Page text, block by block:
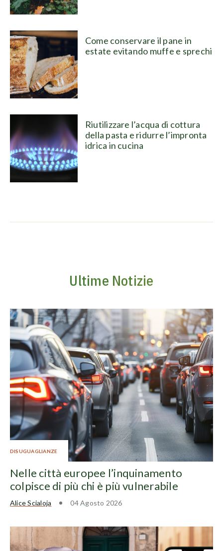
Come conservare il pane in
estate evitando muffe e sprechi
Riutilizzare l’acqua di cottura
della pasta e ridurre l’impronta
idrica in cucina
Ultime Notizie
DISUGUAGLIANZE
Nelle città europee l’inquinamento
colpisce di più chi è più vulnerabile
Alice Scialoja 04 Agosto 2026